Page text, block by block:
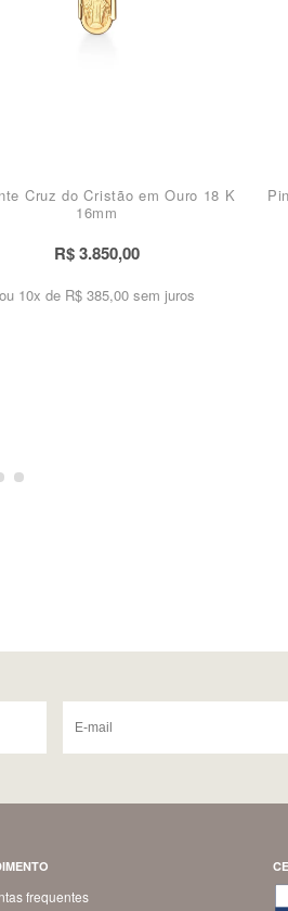
Cruz do Cristão em Ouro 18 K
16mm
R$ 3.850,00
ou 10x de R$ 385,00 sem juros
frequentes